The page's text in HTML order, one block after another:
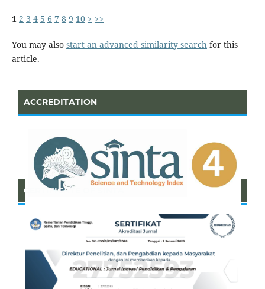
1 2 3 4 5 6 7 8 9 10 > >>
You may also start an advanced similarity searchfor this
article.
ACCREDITATION
CERTIFICATE OF SINTA